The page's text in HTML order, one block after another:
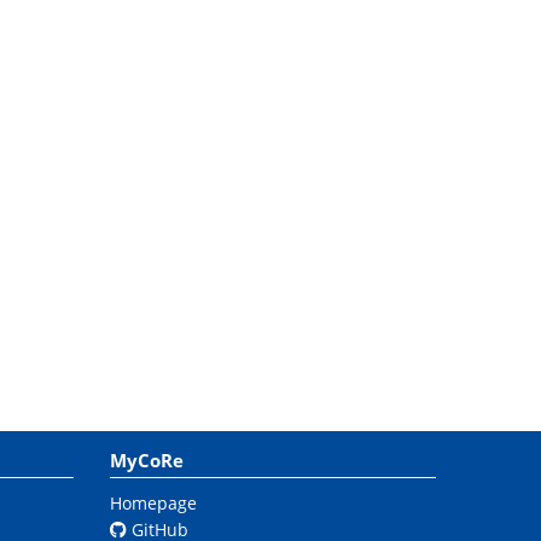
MyCoRe
Homepage
GitHub